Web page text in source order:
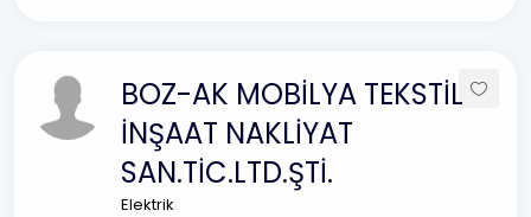
BOZ-AK MOBİLYA TEKSTİL
İNŞAAT NAKLİYAT
SAN.TİC.LTD.ŞTİ.
Elektrik